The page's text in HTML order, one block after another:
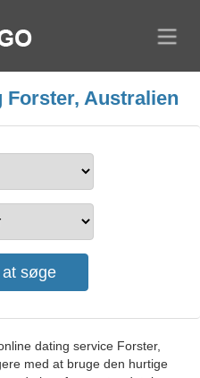
Forster, Australien
dating service Forster,
med at bruge den hurtige